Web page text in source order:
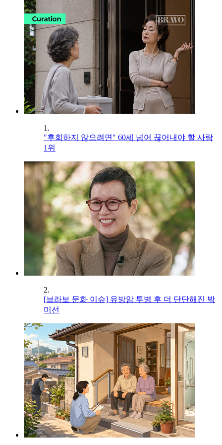
1.
"후회하지 않으려면" 60세 넘어 끊어내야 할 사람
1위
2.
[브라보 문화 이슈] 유방암 투병 후 더 단단해진 박
미선